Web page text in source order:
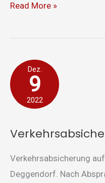
Read More »
Dez.
9
2022
Verkehrsabsicherung
Deggendorf. Nach
Verkehrsabsicherung
A92